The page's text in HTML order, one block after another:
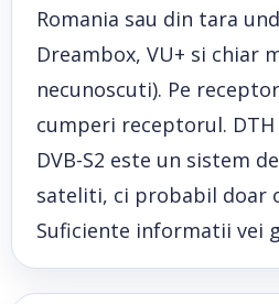
Romania sau din tara
Dreambox, VU+ si chiar
necunoscuti). Pe
cumperi receptorul.
DVB-S2 este un sistem
sateliti, ci probabil doar
Suficiente informatii vei